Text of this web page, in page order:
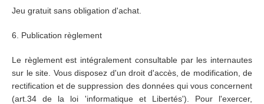
Jeu gratuit sans obligation d'achat.
6. Publication règlement
Le règlement est intégralement consultable par les internautes
sur le site. Vous disposez d'un droit d'accès, de modification, de
rectification et de suppression des données qui vous concernent
(art.34 de la loi 'informatique et Libertés'). Pour l'exercer,